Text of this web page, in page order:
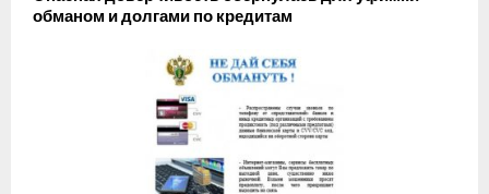
обманом и долгами по кредитам